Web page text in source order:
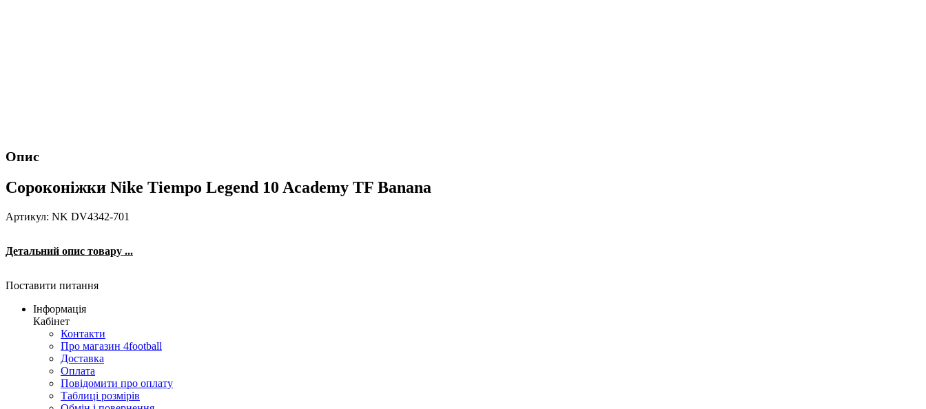
Опис
Сороконіжки Nike Tiempo Legend 10 Academy TF Banana
Артикул: NK DV4342-701
Детальний опис товару ...
Поставити питання
Інформація
Кабінет
Контакти
Про магазин 4football
Доставка
Оплата
Повідомити про оплату
Таблиці розмірів